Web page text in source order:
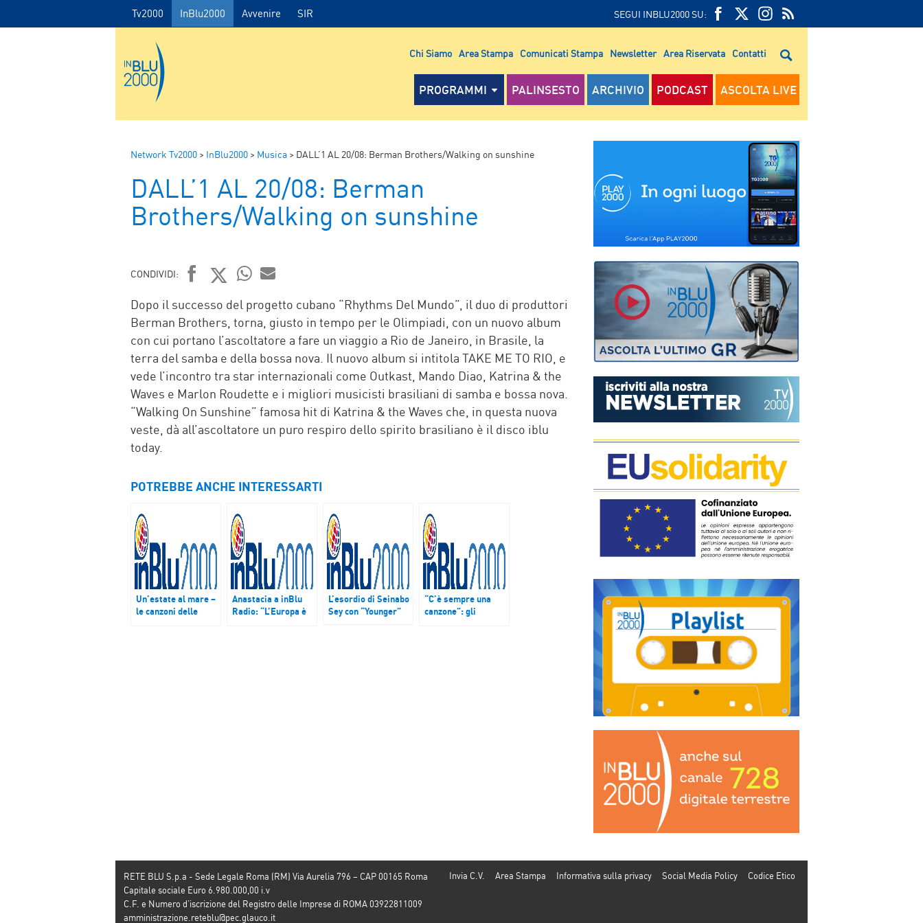
Tv2000 InBlu2000 Avvenire SIR SEGUI INBLU2000 SU:
FEED
RSS
RSS
Chi Siamo Area Stampa Comunicati Stampa Newsletter Area Riservata Contatti
PROGRAMMI PALINSESTO ARCHIVIO PODCAST ASCOLTA LIVE
Network Tv2000 > InBlu2000 > Musica > DALL’1 AL 20/08: Berman Brothers/Walking on sunshine
DALL’1 AL 20/08: Berman
Brothers/Walking on sunshine
CONDIVIDI:
FACEBOOK
TWITTER
WHATSAPP
MAIL
Dopo il successo del progetto cubano “Rhythms Del Mundo”, il duo di produttori
Berman Brothers, torna, giusto in tempo per le Olimpiadi, con un nuovo album
con cui portano l’ascoltatore a fare un viaggio a Rio de Janeiro, in Brasile, la
terra del samba e della bossa nova. Il nuovo album si intitola TAKE ME TO RIO, e
vede l’incontro tra star internazionali come Outkast, Mando Diao, Katrina & the
Waves e Marlon Roudette e i migliori musicisti brasiliani di samba e bossa nova.
“Walking On Sunshine” famosa hit di Katrina & the Waves che, in questa nuova
veste, dà all’ascoltatore un puro respiro dello spirito brasiliano è il disco iblu
today.
POTREBBE ANCHE INTERESSARTI
Un’estate al mare –
le canzoni delle
Anastacia a inBlu
Radio: “L’Europa è
L’esordio di Seinabo
Sey con “Younger”
“C’è sempre una
canzone”: gli
Invia C.V. Area Stampa Informativa sulla privacy Social Media Policy Codice Etico
RETE BLU S.p.a - Sede Legale Roma (RM) Via Aurelia 796 – CAP 00165 Roma
Capitale sociale Euro 6.980.000,00 i.v
C.F. e Numero d’iscrizione del Registro delle Imprese di ROMA 03922811009
amministrazione.reteblu@pec.glauco.it